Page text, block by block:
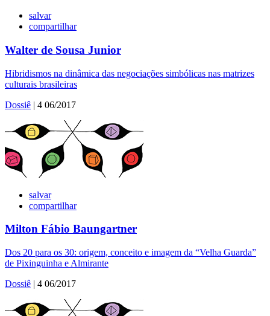
salvar
compartilhar
Walter de Sousa Junior
Hibridismos na dinâmica das negociações simbólicas nas matrizes
culturais brasileiras
Dossiê | 4 06/2017
salvar
compartilhar
Milton Fábio Baungartner
Dos 20 para os 30: origem, conceito e imagem da “Velha Guarda”
de Pixinguinha e Almirante
Dossiê | 4 06/2017